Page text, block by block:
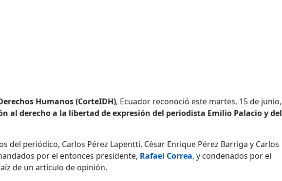
Humanos (CorteIDH), Ecuador reconoció este martes, 15 de junio,
al derecho a la libertad de expresión del periodista Emilio Palacio y del
del periódico, Carlos Pérez Lapentti, César Enrique Pérez Barriga y Carlos
por el entonces presidente, Rafael Correa, y condenados por el
de un artículo de opinión.